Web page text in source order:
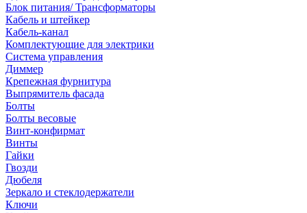
Блок питания/ Трансформаторы
Кабель и штейкер
Кабель-канал
Комплектующие для электрики
Система управления
Диммер
Крепежная фурнитура
Выпрямитель фасада
Болты
Болты весовые
Винт-конфирмат
Винты
Гайки
Гвозди
Дюбеля
Зеркало и стеклодержатели
Ключи